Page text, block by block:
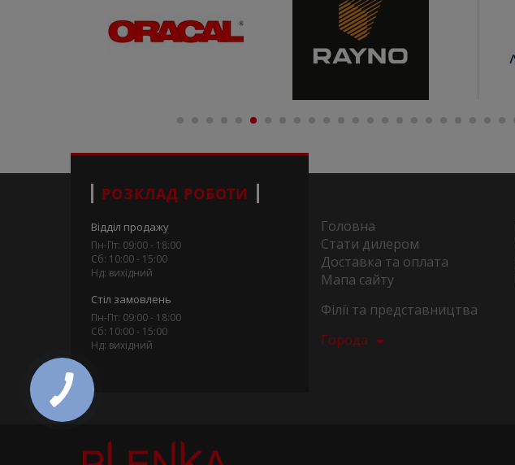
РОЗКЛАД РОБОТИ
Відділ продажу
Пн-Пт: 09:00 - 18:00
Сб: 10:00 - 15:00
Нд: вихідний
Стіл замовлень
Пн-Пт: 09:00 - 18:00
Сб: 10:00 - 15:00
Нд: вихідний
Головна
Стати дилером
Доставка та оплата
Мапа сайту
Філії та представництва
Города